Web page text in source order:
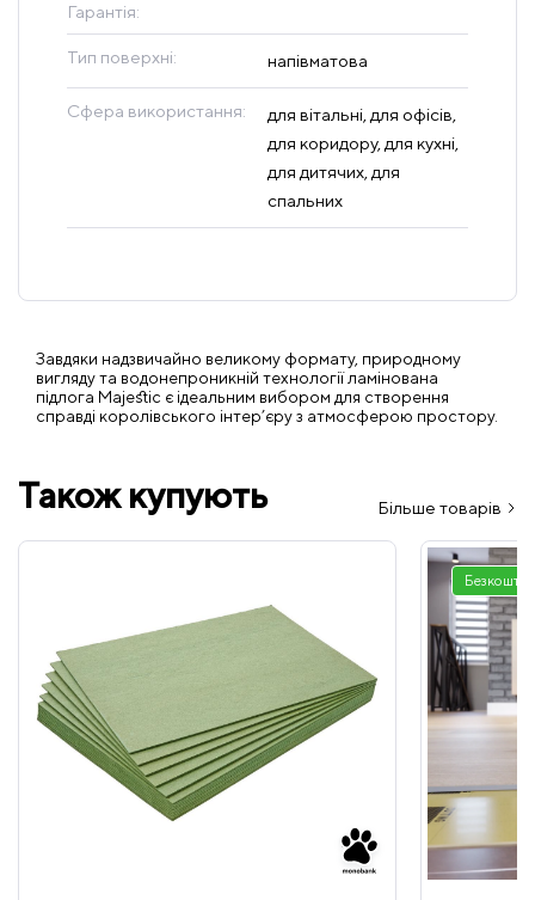
Гарантія:
Тип поверхні: напівматова
Сфера використання:
для вітальні, для офісів,
для коридору, для кухні,
для дитячих, для
спальних
Завдяки надзвичайно великому формату, природному
вигляду та водонепроникній технології ламінована
підлога Majestic є ідеальним вибором для створення
справді королівського інтер’єру з атмосферою простору.
Також купують Більше товарів